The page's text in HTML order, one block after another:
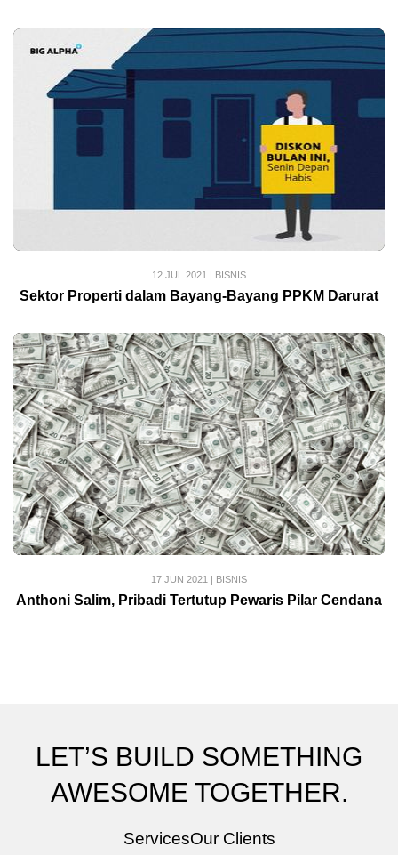
12 JUL 2021 | BISNIS
Sektor Properti dalam Bayang-Bayang PPKM Darurat
17 JUN 2021 | BISNIS
Anthoni Salim, Pribadi Tertutup Pewaris Pilar Cendana
LET’S BUILD SOMETHING
AWESOME TOGETHER.
ServicesOur Clients